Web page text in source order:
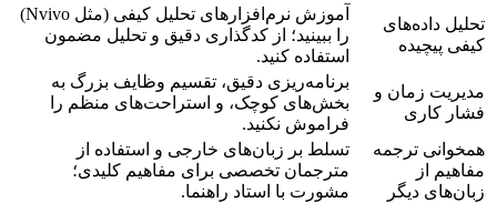
تحلیل داده‌های
کیفی پیچیده
آموزش نرم‌افزارهای تحلیل کیفی (مثل Nvivo)
را ببینید؛ از کدگذاری دقیق و تحلیل مضمون
استفاده کنید.
مدیریت زمان و
فشار کاری
برنامه‌ریزی دقیق، تقسیم وظایف بزرگ به
بخش‌های کوچک، و استراحت‌های منظم را
فراموش نکنید.
همخوانی ترجمه
مفاهیم از
زبان‌های دیگر
تسلط بر زبان‌های خارجی و استفاده از
مترجمان تخصصی برای مفاهیم کلیدی؛
مشورت با استاد راهنما.